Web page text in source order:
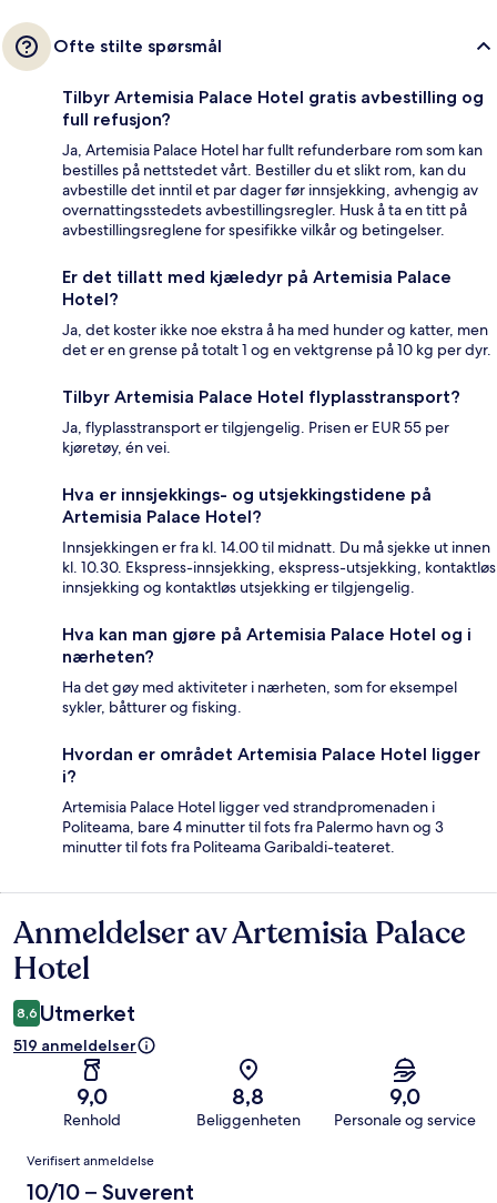
Ofte stilte spørsmål
Tilbyr Artemisia Palace Hotel gratis avbestilling og
full refusjon?
Ja, Artemisia Palace Hotel har fullt refunderbare rom som kan
bestilles på nettstedet vårt. Bestiller du et slikt rom, kan du
avbestille det inntil et par dager før innsjekking, avhengig av
overnattingsstedets avbestillingsregler. Husk å ta en titt på
avbestillingsreglene for spesifikke vilkår og betingelser.
Er det tillatt med kjæledyr på Artemisia Palace
Hotel?
Ja, det koster ikke noe ekstra å ha med hunder og katter, men
det er en grense på totalt 1 og en vektgrense på 10 kg per dyr.
Tilbyr Artemisia Palace Hotel flyplasstransport?
Ja, flyplasstransport er tilgjengelig. Prisen er EUR 55 per
kjøretøy, én vei.
Hva er innsjekkings- og utsjekkingstidene på
Artemisia Palace Hotel?
Innsjekkingen er fra kl. 14.00 til midnatt. Du må sjekke ut innen
kl. 10.30. Ekspress-innsjekking, ekspress-utsjekking, kontaktløs
innsjekking og kontaktløs utsjekking er tilgjengelig.
Hva kan man gjøre på Artemisia Palace Hotel og i
nærheten?
Ha det gøy med aktiviteter i nærheten, som for eksempel
sykler, båtturer og fisking.
Hvordan er området Artemisia Palace Hotel ligger
i?
Artemisia Palace Hotel ligger ved strandpromenaden i
Politeama, bare 4 minutter til fots fra Palermo havn og 3
minutter til fots fra Politeama Garibaldi-teateret.
Anmeldelser
Anmeldelser av Artemisia Palace
Hotel
8,6 Utmerket
519 anmeldelser
9,0
Renhold
8,8
Beliggenheten
9,0
Personale og service
Anmeldelser
Verifisert anmeldelse
10/10 – Suverent